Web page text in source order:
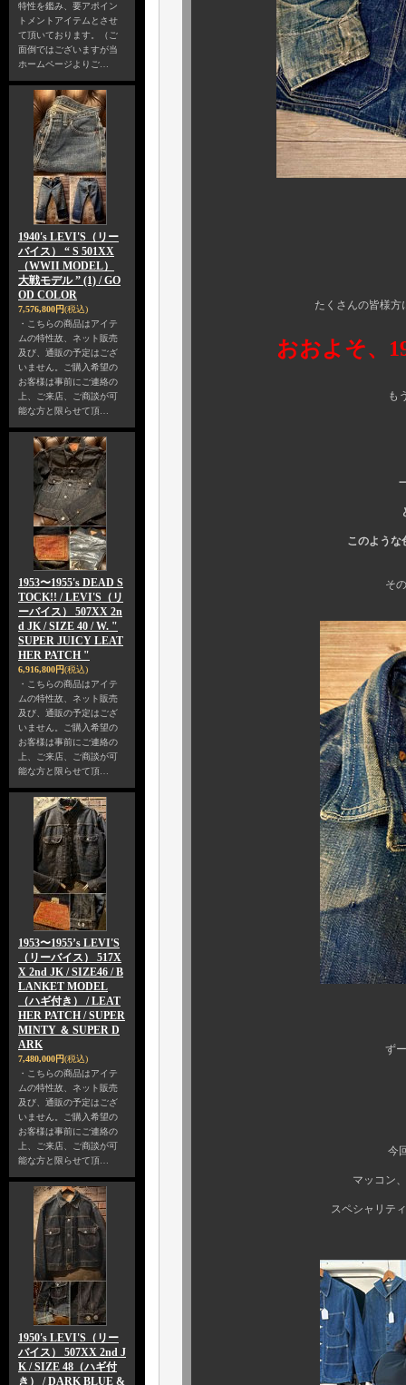
特性を鑑み、要アポイン
トメントアイテムとさせ
て頂いております。（ご
面倒ではございますが当
ホームページよりご…
1940's LEVI'S（リー
バイス） “ S 501XX
（WWII MODEL）
大戦モデル ” (1) / GO
OD COLOR
7,576,800円(税込)
・こちらの商品はアイテ
ムの特性故、ネット販売
及び、通販の予定はござ
いません。ご購入希望の
お客様は事前にご連絡の
上、ご来店、ご商談が可
能な方と限らせて頂…
1953〜1955's DEAD S
TOCK!! / LEVI'S（リ
ーバイス） 507XX 2n
d JK / SIZE 40 / W. "
SUPER JUICY LEAT
HER PATCH "
6,916,800円(税込)
・こちらの商品はアイテ
ムの特性故、ネット販売
及び、通販の予定はござ
いません。ご購入希望の
お客様は事前にご連絡の
上、ご来店、ご商談が可
能な方と限らせて頂…
1953〜1955’s LEVI'S
（リーバイス） 517X
X 2nd JK / SIZE46 / B
LANKET MODEL
（ハギ付き） / LEAT
HER PATCH / SUPER
MINTY ＆ SUPER D
ARK
7,480,000円(税込)
・こちらの商品はアイテ
ムの特性故、ネット販売
及び、通販の予定はござ
いません。ご購入希望の
お客様は事前にご連絡の
上、ご来店、ご商談が可
能な方と限らせて頂…
1950's LEVI'S（リー
バイス） 507XX 2nd J
K / SIZE 48（ハギ付
き） / DARK BLUE &
たくさんの皆様方に話題にし
おおよそ、
もう、ビックリ
一体、どんな
どんな着用を
このような色落ちにな
その興味は尽き
ずーーーっと見
今回もビンテー
マッコン、バッキバキ
スペシャリティーな個体